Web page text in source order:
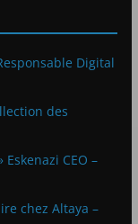
Digital
des
CEO –
chez Altaya –